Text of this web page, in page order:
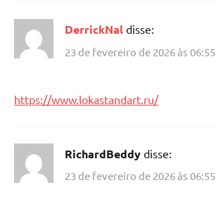
DerrickNal disse:
23 de fevereiro de 2026 às 06:55
https://www.lokastandart.ru/
RichardBeddy disse:
23 de fevereiro de 2026 às 06:55